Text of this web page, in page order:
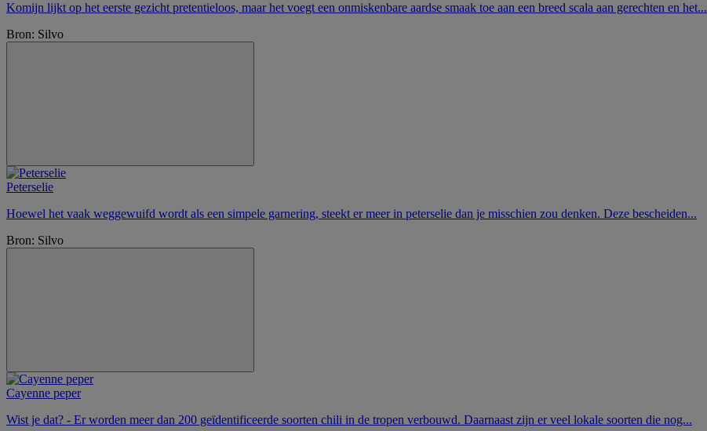
Komijn lijkt op het eerste gezicht pretentieloos, maar het voegt een onmiskenbare aardse smaak toe aan een breed scala aan gerechten en het...
Bron: Silvo
Peterselie
Hoewel het vaak weggewuifd wordt als een simpele garnering, steekt er meer in peterselie dan je misschien zou denken. Deze bescheiden...
Bron: Silvo
Cayenne peper
Wist je dat? - Er worden meer dan 200 geïdentificeerde soorten chili in de tropen verbouwd. Daarnaast zijn er veel lokale soorten die nog...